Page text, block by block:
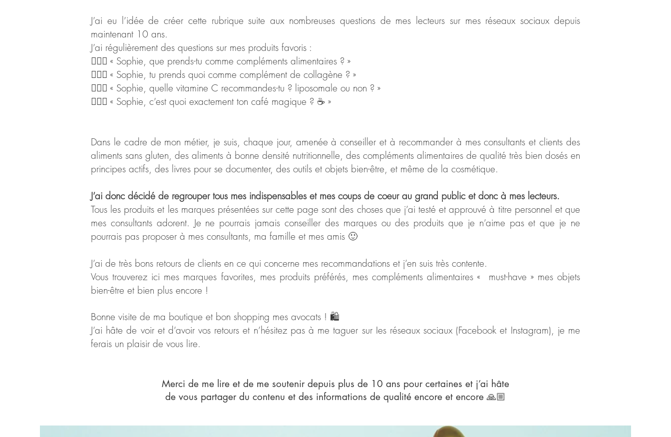
J’ai eu l’idée de créer cette rubrique suite aux nombreuses questions de mes lecteurs sur mes réseaux sociaux depuis
maintenant 10 ans.
J’ai régulièrement des questions sur mes produits favoris :
🙋🏼‍♀️ « Sophie, que prends-tu comme compléments alimentaires ? »
🙋🏼‍♀️ « Sophie, tu prends quoi comme complément de collagène ? »
🙋🏼‍♀️ « Sophie, quelle vitamine C recommandes-tu ? liposomale ou non ? »
🙋🏼‍♀️ « Sophie, c’est quoi exactement ton café magique ? ☕️ »
Dans le cadre de mon métier, je suis, chaque jour, amenée à conseiller et à recommander à mes consultants et clients des
aliments sans gluten, des aliments à bonne densité nutritionnelle, des compléments alimentaires de qualité très bien dosés en
principes actifs, des livres pour se documenter, des outils et objets bien-être, et même de la cosmétique.
J’ai donc décidé de regrouper tous mes indispensables et mes coups de coeur au grand public et donc à mes lecteurs.
Tous les produits et les marques présentées sur cette page sont des choses que j’ai testé et approuvé à titre personnel et que
mes consultants adorent. Je ne pourrais jamais conseiller des marques ou des produits que je n’aime pas et que je ne
pourrais pas proposer à mes consultants, ma famille et mes amis 🙂
J’ai de très bons retours de clients en ce qui concerne mes recommandations et j’en suis très contente.
Vous trouverez ici mes marques favorites, mes produits préférés, mes compléments alimentaires « must-have » mes objets
bien-être et bien plus encore !
Bonne visite de ma boutique et bon shopping mes avocats ! 🛍
J’ai hâte de voir et d’avoir vos retours et n’hésitez pas à me taguer sur Ies réseaux sociaux (Facebook et Instagram), je me
ferais un plaisir de vous lire.
Merci de me lire et de me soutenir depuis plus de 10 ans pour certaines et j’ai hâte
de vous partager du contenu et des informations de qualité encore et encore 🙏🏼